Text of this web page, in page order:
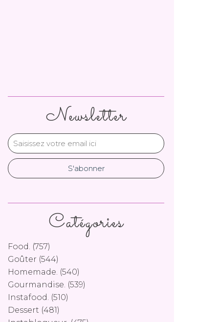
Newsletter
Catégories
Food. (757)
Goûter (544)
Homemade. (540)
Gourmandise. (539)
Instafood. (510)
Dessert (481)